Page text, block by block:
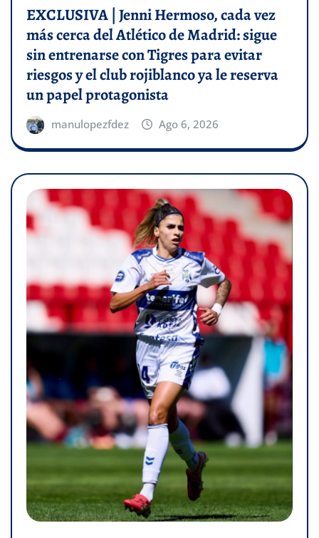
EXCLUSIVA | Jenni Hermoso, cada vez
más cerca del Atlético de Madrid: sigue
sin entrenarse con Tigres para evitar
riesgos y el club rojiblanco ya le reserva
un papel protagonista
manulopezfdez Ago 6, 2026